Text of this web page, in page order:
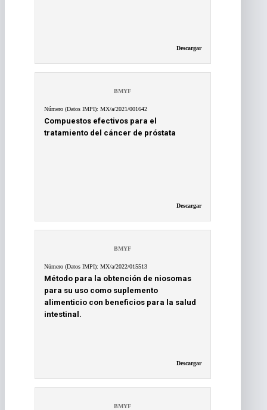
Descargar
BMYF
Número (Datos IMPI): MX/a/2021/001642
Compuestos efectivos para el
tratamiento del cáncer de próstata
Descargar
BMYF
Número (Datos IMPI): MX/a/2022/015513
Método para la obtención de niosomas
para su uso como suplemento
alimenticio con beneficios para la salud
intestinal.
Descargar
BMYF